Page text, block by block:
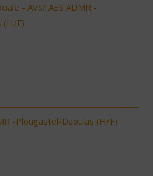
- AVS/ AES ADMR -
(H/F)
-Plougastel-Daoulas (H/F)